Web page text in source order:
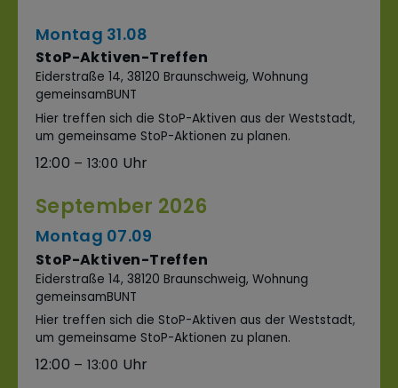
Montag 31.08
12:00 – 13:00
StoP-Aktiven-Treffen
Eiderstraße 14, 38120 Braunschweig, Wohnung
gemeinsamBUNT
Hier treffen sich die StoP-Aktiven aus der Weststadt,
um gemeinsame StoP-Aktionen zu planen.
September 2026
Montag 07.09
12:00 – 13:00
StoP-Aktiven-Treffen
Eiderstraße 14, 38120 Braunschweig, Wohnung
gemeinsamBUNT
Hier treffen sich die StoP-Aktiven aus der Weststadt,
um gemeinsame StoP-Aktionen zu planen.